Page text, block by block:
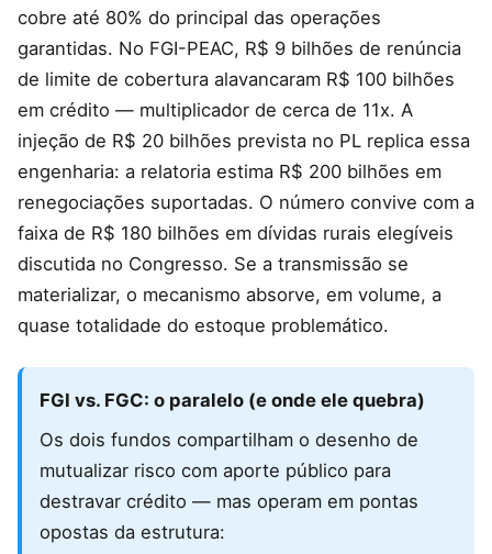
cobre até 80% do principal das operações
garantidas. No FGI-PEAC, R$ 9 bilhões de renúncia
de limite de cobertura alavancaram R$ 100 bilhões
em crédito — multiplicador de cerca de 11x. A
injeção de R$ 20 bilhões prevista no PL replica essa
engenharia: a relatoria estima R$ 200 bilhões em
renegociações suportadas. O número convive com a
faixa de R$ 180 bilhões em dívidas rurais elegíveis
discutida no Congresso. Se a transmissão se
materializar, o mecanismo absorve, em volume, a
quase totalidade do estoque problemático.
FGI vs. FGC: o paralelo (e onde ele quebra)
Os dois fundos compartilham o desenho de
mutualizar risco com aporte público para
destravar crédito — mas operam em pontas
opostas da estrutura: